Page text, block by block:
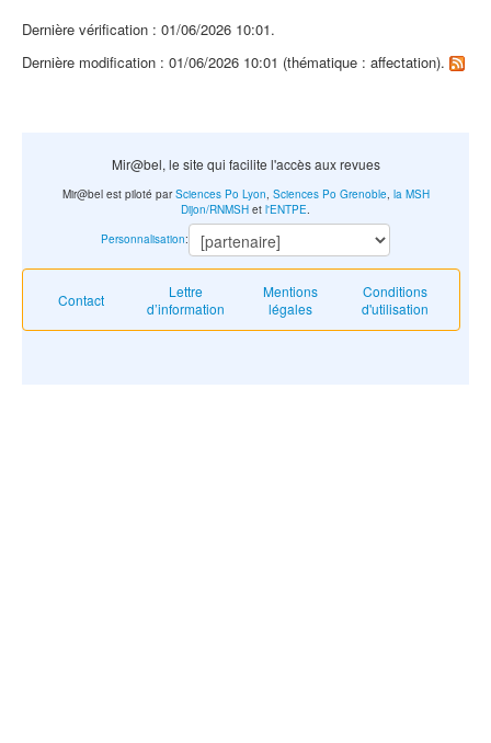
Dernière vérification : 01/06/2026 10:01.
Dernière modification : 01/06/2026 10:01 (thématique : affectation).
Mir@bel, le site qui facilite l'accès aux revues
Contact
Lettre
d’information
Mentions
légales
Conditions
d'utilisation
Mir@bel est piloté parSciences Po Lyon, Sciences Po Grenoble, la MSH
Dijon/RNMSH et l'ENTPE.
Personnalisation: